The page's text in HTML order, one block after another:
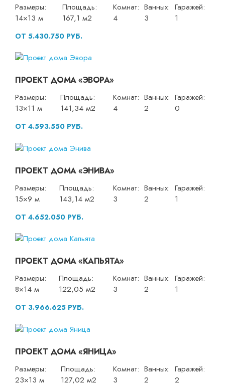
Размеры:
14×13 м
Площадь:
167,1 м2
Комнат:
4
Ванных:
3
Гаражей:
1
ОТ 5.430.750 РУБ.
ПРОЕКТ ДОМА «ЭВОРА»
Размеры:
13×11 м
Площадь:
141,34 м2
Комнат:
4
Ванных:
2
Гаражей:
0
ОТ 4.593.550 РУБ.
ПРОЕКТ ДОМА «ЭНИВА»
Размеры:
15×9 м
Площадь:
143,14 м2
Комнат:
3
Ванных:
2
Гаражей:
1
ОТ 4.652.050 РУБ.
ПРОЕКТ ДОМА «КАПЬЯТА»
Размеры:
8×14 м
Площадь:
122,05 м2
Комнат:
3
Ванных:
2
Гаражей:
1
ОТ 3.966.625 РУБ.
ПРОЕКТ ДОМА «ЯНИЦА»
Размеры:
23×13 м
Площадь:
127,02 м2
Комнат:
3
Ванных:
2
Гаражей:
2